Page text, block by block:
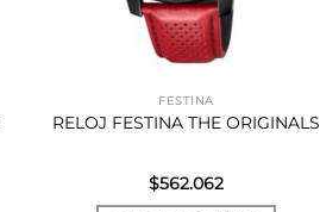
FESTINA
RELOJ FESTINA THE ORIGINALS
$562.062